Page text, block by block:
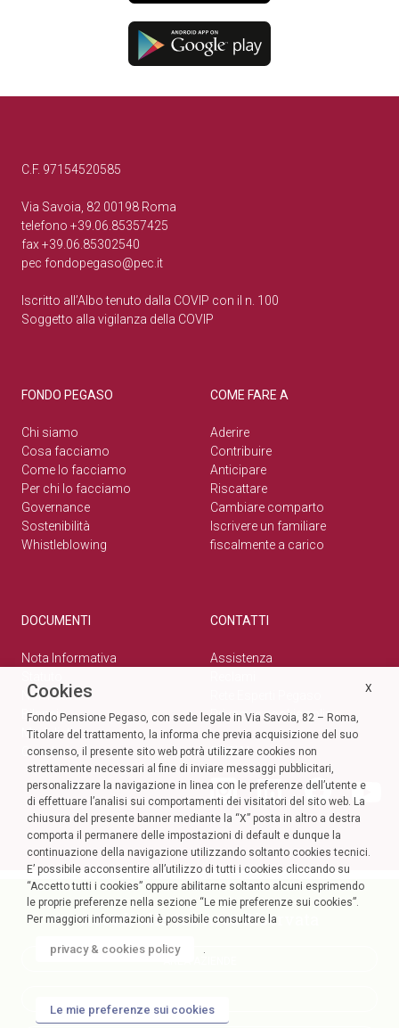
C.F. 97154520585
Via Savoia, 82 00198 Roma
telefono +39.06.85357425
fax +39.06.85302540
pec fondopegaso@pec.it
Iscritto all’Albo tenuto dalla COVIP con il n. 100
Soggetto alla vigilanza della COVIP
FONDO PEGASO
Chi siamo
Cosa facciamo
Come lo facciamo
Per chi lo facciamo
Governance
Sostenibilità
Whistleblowing
COME FARE A
Aderire
Contribuire
Anticipare
Riscattare
Cambiare comparto
Iscrivere un familiare
fiscalmente a carico
DOCUMENTI
Nota Informativa
Normativa
Bilanci
Modulistica
Circolari
CONTATTI
Assistenza
Privacy e cookie policy
SOCIAL
Accedi alla tua Area Riservata
X
Cookies
Fondo Pensione Pegaso, con sede legale in Via Savoia, 82 – Roma,
Titolare del trattamento, la informa che previa acquisizione del suo
consenso, il presente sito web potrà utilizzare cookies non
strettamente necessari al fine di inviare messaggi pubblicitari,
personalizzare la navigazione in linea con le preferenze dell’utente e
di effettuare l’analisi sui comportamenti dei visitatori del sito web. La
chiusura del presente banner mediante la “X” posta in altro a destra
comporta il permanere delle impostazioni di default e dunque la
continuazione della navigazione utilizzando soltanto cookies tecnici.
E’ possibile acconsentire all’utilizzo di tutti i cookies cliccando su
“Accetto tutti i cookies” oppure abilitarne soltanto alcuni esprimendo
le proprie preferenze nella sezione “Le mie preferenze sui cookies”.
Per maggiori informazioni è possibile consultare la
privacy & cookies policy .
Le mie preferenze sui cookies